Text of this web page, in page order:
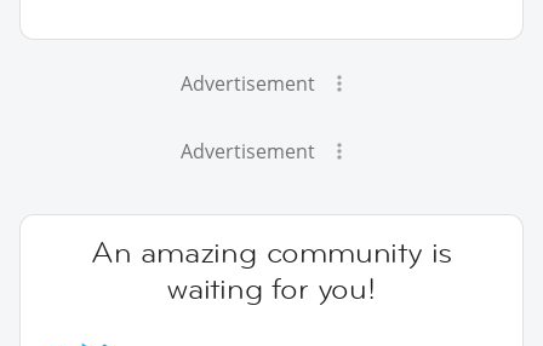
Advertisement
Advertisement
An amazing community is
waiting for you!